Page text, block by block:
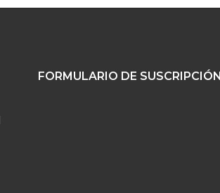
FORMULARIO DE SUSCRIPCIÓN